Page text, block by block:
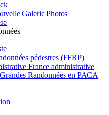
Galerie Photos
pédestres (FFRP)
France administrative
Randonnées en PACA